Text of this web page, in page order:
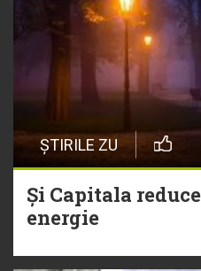
ȘTIRILE ZU
Și Capitala
energie